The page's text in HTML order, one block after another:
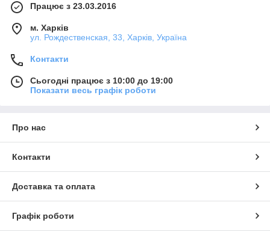
Працює з 23.03.2016
м. Харків
ул. Рождественская, 33, Харків, Україна
Контакти
Сьогодні працює з 10:00 до 19:00
Показати весь графік роботи
Про нас
Контакти
Доставка та оплата
Графік роботи